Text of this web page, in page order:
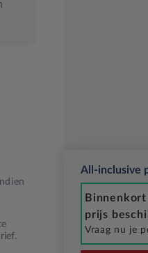
All-inclusive
prijs
Vraag nu je